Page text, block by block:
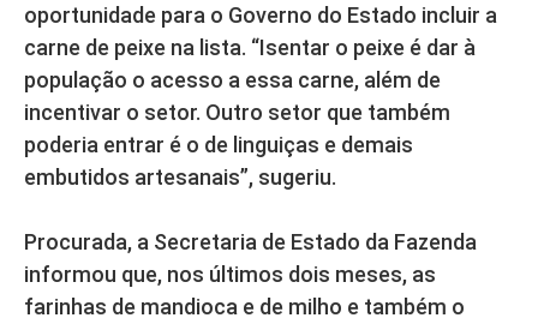
oportunidade para o Governo do Estado incluir a
carne de peixe na lista. “Isentar o peixe é dar à
população o acesso a essa carne, além de
incentivar o setor. Outro setor que também
poderia entrar é o de linguiças e demais
embutidos artesanais”, sugeriu.
Procurada, a Secretaria de Estado da Fazenda
informou que, nos últimos dois meses, as
farinhas de mandioca e de milho e também o